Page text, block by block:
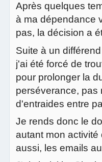
Après quelques
à ma dépendance
pas, la décision a
Suite à un
j'ai été forcé de
pour prolonger la
perséverance, pas
d'entraides entre
Je rends donc le
autant mon
aussi, les emails